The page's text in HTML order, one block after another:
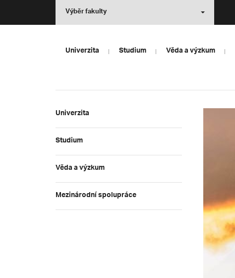
Výběr fakulty
Univerzita Studium Věda a výzkum
Univerzita
Studium
Věda a výzkum
Mezinárodní spolupráce